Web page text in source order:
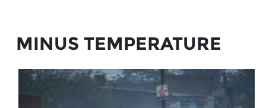
MINUS TEMPERATURE